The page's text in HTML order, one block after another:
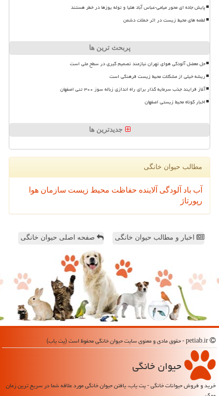
پایش جاده ای محور میامی-عباس آباد هلیا و توله یوزها در خطر هستند
لطمه های محیط زیست در اثر حملات دشمن
پربحث ترین ها
حل معضل آلودگی هوای تهران نیازمند تصمیم گیری در سطح ملی است
ریشه خیلی از مشکلات محیط زیست فرهنگی است
آغاز فرایند جذب سرمایه گذار برای راه اندازی زباله سوز ۳۰۰ تنی اصفهان
اخبار کوتاه محیط زیستی اصفهان
جدیدترین ها
مطالب حیوان خانگی
آب باد آلودگی آلاینده حفاظت محیط زیست سازمان هوا
رپورتاژ
اخبار و مطالب حیوان خانگی صفحه اصلی حیوان خانگی
حیوان خانگی
خرید و فروش حیوانات خانگی - پت یاب، یافتن حیوان خانگی مورد علاقه شما در سریع ترین زمان